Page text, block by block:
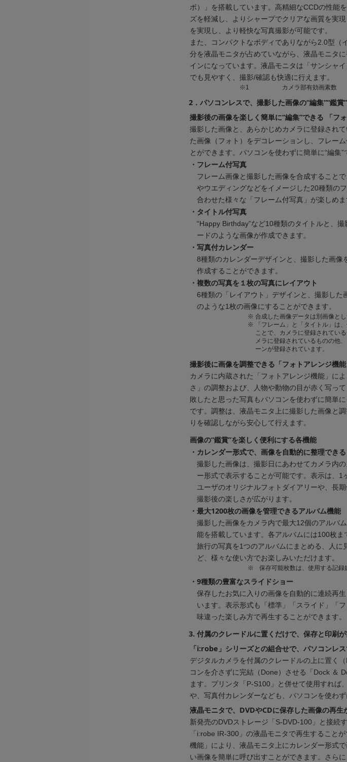
ボ）」を搭載しています。高精細なCCDの性能
ズを軽減し、よりシャープでクリアな画質を実
を実現し、より軽快な写真撮影が可能です。
また、コンパクトなボディでありながら2.0型
分を液晶モニタが占めていながら、液晶モニタ
インになっています。液晶モニタは「サンシャ
でも見やすく、撮影/確認も快適に行えます。
※1 カメラ部有効画素数
2．パソコンレスで、撮影した画像の“編集”“鑑賞
撮影後の画像を楽しく簡単に“編集”できる 「フォ
撮影した画像と、あらかじめカメラに登録され
た画像（フォト）をデコレーションし、フレー
とができます。パソコンを使わずに簡単に“編集”
・ フレーム付写真
フレーム画像と撮影した画像を合成すること
やウエディングなどをイメージした20種類の
合わせた様々な「フレーム付写真」が楽しめま
・ タイトル付写真
“Happy Birthday”など10種類のタイトルと、
ードのような画像が作成できます。
・ 写真付カレンダー
8種類のカレンダーデザインと、撮影した画
作成することができます。
・ 複数の写真を１枚の写真にレイアウト
6種類の「レイアウト」デザインと、撮影し
のような1枚の画像にすることができます。
※ 合成した画像データは別画像と
※
「フレーム」と「タイトル」は
ことで、カメラに登録されてい
メラに登録されているものの他
ーンが登録されています。
撮影後に画像を調整できる「フォトアレンジ機能
カメラに内蔵された「フォトアレンジ機能」に
さ」の調整および、人物や動物の目が赤く写っ
敗したと思った写真もパソコンを使わずに簡単
です。調整は、液晶モニタ上に撮影した画像と
りを確認しながら安心して行えます。
画像の“鑑賞”を楽しく便利にする各機能
・ カレンダー形式で、画像を自動的に整理できる
撮影した画像は、撮影日にあわせてカメラ内
ー形式で表示することが可能です。表示は、1
ユーザのオリジナルフォトダイアリーや、長
撮影後の楽しさが広がります。
・ 最大1200枚の画像を管理できるアルバム機能
撮影した画像をカメラ内で最大12個のアルバ
能を搭載しています。各アルバムには100枚ま
旅行の写真を1つのアルバムにまとめる、人
ど、様々な使い方でお楽しみいただけます。
※ 保存可能枚数は、使用する記録
・ 9種類の豊富なスライドショー
保存したお気に入りの画像を自動的に連続再
います。表示形式も「標準」「スライド」「
味違った楽しみ方で再生することができます。
3. 付属のクレードルに置くだけで、保存と印刷
「i:robe」シリーズとの組合せで、パソコンレ
デジタルカメラを付属のクレードルの上に置く
コンを介さずに完結（Done）させる「Dock ＆
ます。プリンタ「P-S100」と併せて使用すれば
や、写真付カレンダーなども、パソコンを使わ
液晶モニタで、DVDやCDに保存した画像の再生
新発売のDVDストレージ「S-DVD-100」と接続
「i:robe IR-300」の液晶モニタで再生すること
機能」により、液晶モニタ上にカレンダー形式
い画像を簡単に呼び出すことができます。さら